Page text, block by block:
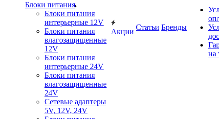
Блоки питания
Блоки питания
интерьерные 12V
Блоки питания
влагозащищенные
12V
Блоки питания
интерьерные 24V
Блоки питания
влагозащищенные
24V
Сетевые адаптеры
5V, 12V, 24V
Акции
Статьи Бренды
на